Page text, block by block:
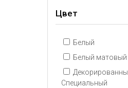
Цвет
Белый
Белый матовый
Специальный